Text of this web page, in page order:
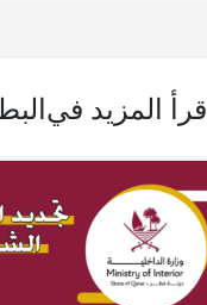
اقرأ المزيد في